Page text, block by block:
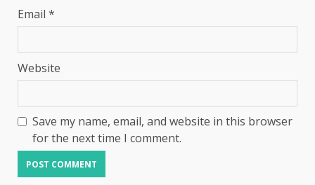
Email *
Website
Save my name, email, and website in this browser
for the next time I comment.